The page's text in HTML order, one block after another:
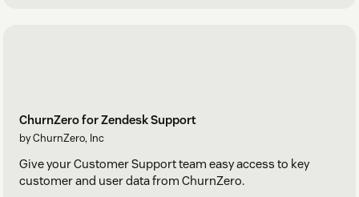
ChurnZero for Zendesk Support
by ChurnZero, Inc
Give your Customer Support team easy access to key
customer and user data from ChurnZero.